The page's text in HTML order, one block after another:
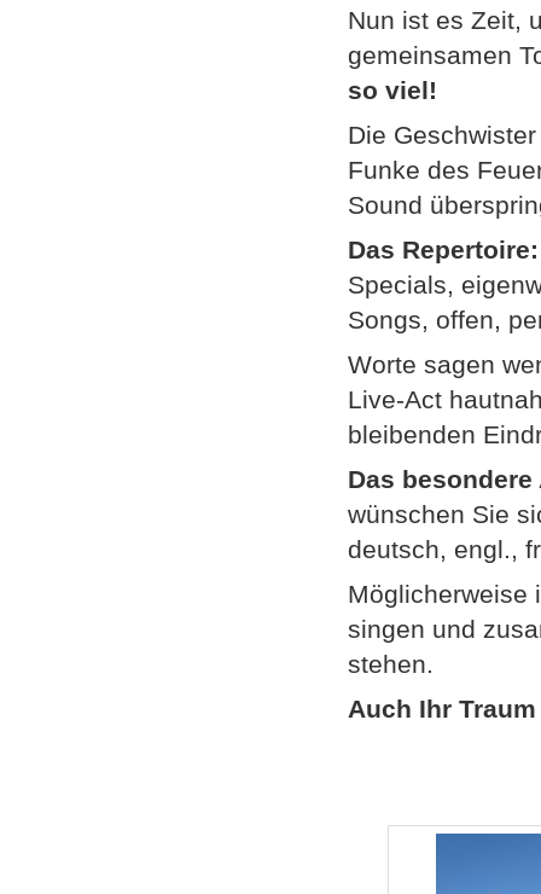
Nun ist es Zeit,
gemeinsamen
so viel!
Die
Funke des
Sound
Das Repertoire:
Specials,
Songs, offen,
Worte sagen
Live-Act
bleibenden
Das
wünschen Sie
deutsch, engl.,
Möglicherweise
singen und
stehen.
Auch Ihr